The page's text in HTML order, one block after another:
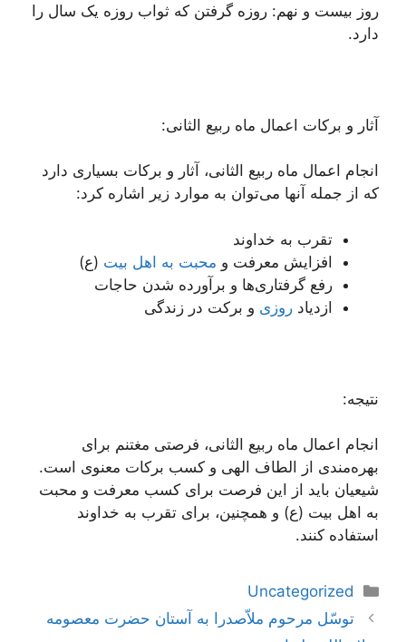
روز بیست و نهم: روزه گرفتن که ثواب روزه یک سال را
دارد.
آثار و برکات اعمال ماه ربیع الثانی:
انجام اعمال ماه ربیع الثانی، آثار و برکات بسیاری دارد
که از جمله آنها می‌توان به موارد زیر اشاره کرد:
تقرب به خداوند
افزایش معرفت و محبت به اهل بیت (ع)
رفع گرفتاری‌ها و برآورده شدن حاجات
ازدیاد روزی و برکت در زندگی
نتیجه:
انجام اعمال ماه ربیع الثانی، فرصتی مغتنم برای
بهره‌مندی از الطاف الهی و کسب برکات معنوی است.
شیعیان باید از این فرصت برای کسب معرفت و محبت
به اهل بیت (ع) و همچنین، برای تقرب به خداوند
استفاده کنند.
دسته‌ها
Uncategorized
ناوبری
نوشته‌ها
توسّل مرحوم ملاّصدرا به آستان حضرت معصومه